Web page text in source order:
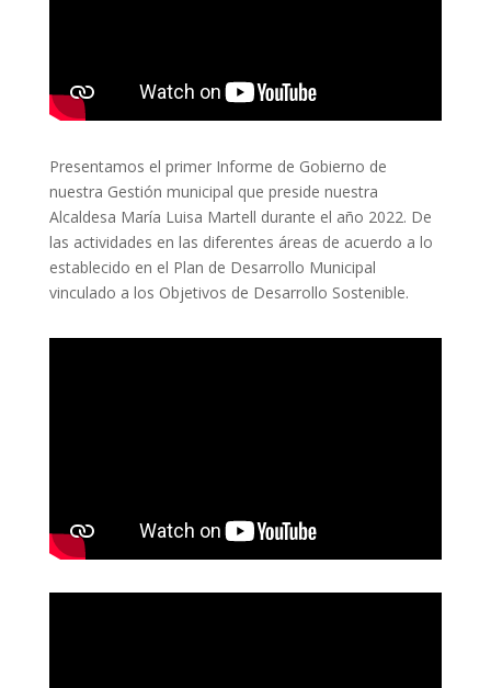
Presentamos el primer Informe de Gobierno de
nuestra Gestión municipal que preside nuestra
Alcaldesa María Luisa Martell durante el año 2022. De
las actividades en las diferentes áreas de acuerdo a lo
establecido en el Plan de Desarrollo Municipal
vinculado a los Objetivos de Desarrollo Sostenible.